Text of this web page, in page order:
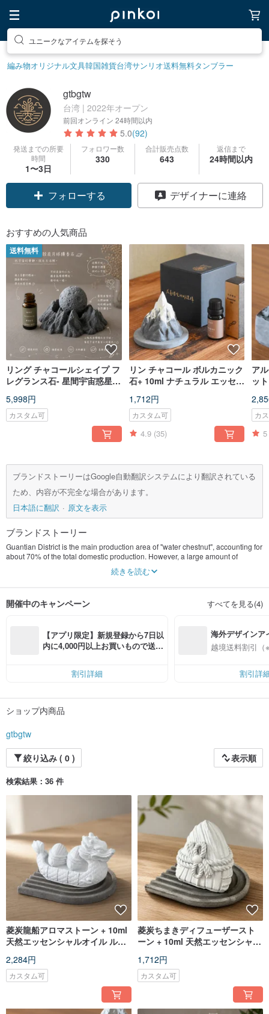
素敵な生活グッズを探そう
編み物オリジナル文具韓国雑貨台湾サンリオ送料無料タンブラー
gtbgtw
台湾 | 2022年オープン
前回オンライン 24時間以内
5.0(92)
発送までの所要
時間
1〜3日
フォロワー数
330
合計販売点数
643
返信まで
24時間以内
クーポン取得
デザイナーに連絡
おすすめの人気商品
送料無料
リング チャコールシェイプ フ
レグランス石- 星間宇宙惑星タ
5,998円
カスタム可
リン チャコール ボルカニック
石+ 10ml ナチュラル エッセン
ランス セット
1,712円
カスタム可
4.9 (35)
ア
ッ
カ
5
ブランドストーリーはGoogle自動翻訳システムにより翻訳されている
ため、内容が不完全な場合があります。
日本語に翻訳
原文を表示
ブランドストーリー
Guantian District is the main production area of "water chestnut", accounting for
about 70% of the total domestic production. However, a large amount of
discarded water chestnut shells exceeding thousands of tons each year has
caused troubles in incineration plants and has also become a headache for
We began to think: how to give new life to waste in an environmentally friendly
develop an energy-saving and high-efficiency "patented carbonization
process", and successfully carbonized water chestnut shells to comply with
European Biochar Certification (EBC) & International Biochar Initiatives
garbage becomes black gold!" Water chestnut charcoal has excellent functions
of purifying air, improving soil and purifying water quality, and it is also widely
practices friendly environment and circular economy, has launched a series of
life, I began to feel a change.
続きを読む
開催中のキャンペーン すべてを見る(4)
【アプリ限定】新規登録から7日以
内に4,000円以上お買いもので送料
割引詳細
海外デザインア
入
越境送料割引（
割引詳
ショップ内商品
gtbgtw
絞り込み ( 0 )
表示順
検索結果：36 件
菱炭龍船アロマストーン + 10ml
天然エッセンシャルオイル ルー
2,284円
カスタム可
菱炭ちまきディフューザースト
ーン + 10ml 天然エッセンシャル
1,712円
カスタム可